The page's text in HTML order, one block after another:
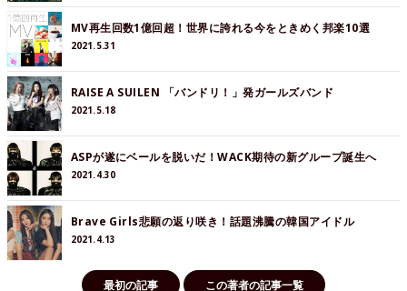
MV再生回数1億回超！世界に誇れる今をときめく邦楽10選
2021.5.31
RAISE A SUILEN 「バンドリ！」発ガールズバンド
2021.5.18
ASPが遂にベールを脱いだ！WACK期待の新グループ誕生へ
2021.4.30
Brave Girls悲願の返り咲き！話題沸騰の韓国アイドル
2021.4.13
最初の記事 この著者の記事一覧